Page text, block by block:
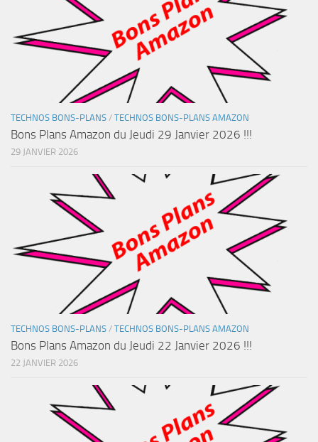
TECHNOS BONS-PLANS / TECHNOS BONS-PLANS AMAZON
Bons Plans Amazon du Jeudi 29 Janvier 2026 !!!
29 JANVIER 2026
TECHNOS BONS-PLANS / TECHNOS BONS-PLANS AMAZON
Bons Plans Amazon du Jeudi 22 Janvier 2026 !!!
22 JANVIER 2026